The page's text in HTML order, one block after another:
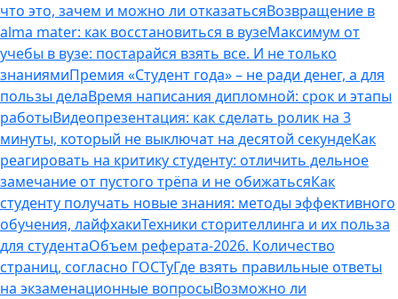
что это, зачем и можно ли отказатьсяВозвращение в
alma mater: как восстановиться в вузеМаксимум от
учебы в вузе: постарайся взять все. И не только
знаниямиПремия «Студент года» – не ради денег, а для
пользы делаВремя написания дипломной: срок и этапы
работыВидеопрезентация: как сделать ролик на 3
минуты, который не выключат на десятой секундеКак
реагировать на критику студенту: отличить дельное
замечание от пустого трёпа и не обижатьсяКак
студенту получать новые знания: методы эффективного
обучения, лайфхакиТехники сторителлинга и их польза
для студентаОбъем реферата-2026. Количество
страниц, согласно ГОСТуГде взять правильные ответы
на экзаменационные вопросыВозможно ли